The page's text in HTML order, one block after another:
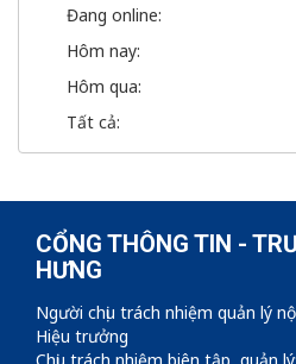
Đang online:
Hôm nay:
Hôm qua:
Tất cả:
CỔNG THÔNG TIN -
HƯNG
Người chịu trách nhiệm quản lý
Hiệu trưởng